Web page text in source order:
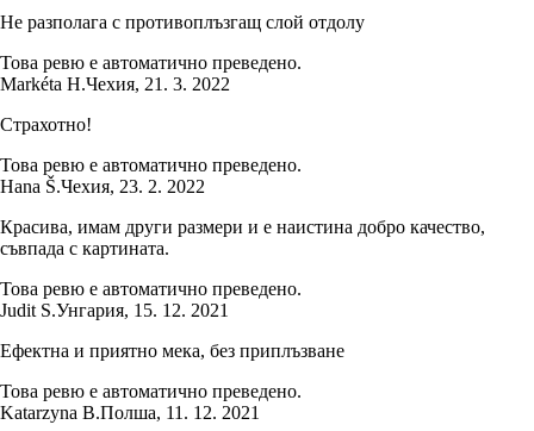
Не разполага с противоплъзгащ слой отдолу
Това ревю е автоматично преведено.
Markéta H.Чехия, 21. 3. 2022
Страхотно!
Това ревю е автоматично преведено.
Hana Š.Чехия, 23. 2. 2022
Красива, имам други размери и е наистина добро качество,
съвпада с картината.
Това ревю е автоматично преведено.
Judit S.Унгария, 15. 12. 2021
Ефектна и приятно мека, без приплъзване
Това ревю е автоматично преведено.
Katarzyna B.Полша, 11. 12. 2021